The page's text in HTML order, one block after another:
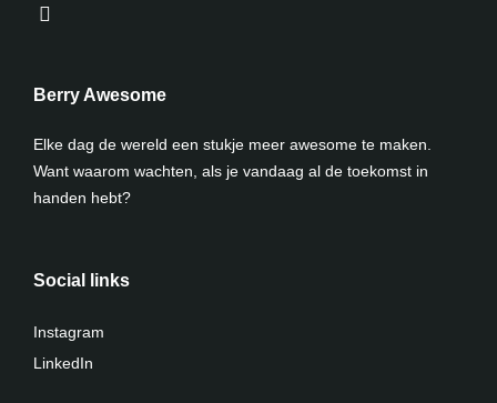
Berry Awesome
Elke dag de wereld een stukje meer awesome te maken.
Want waarom wachten, als je vandaag al de toekomst in
handen hebt?
Social links
Instagram
LinkedIn